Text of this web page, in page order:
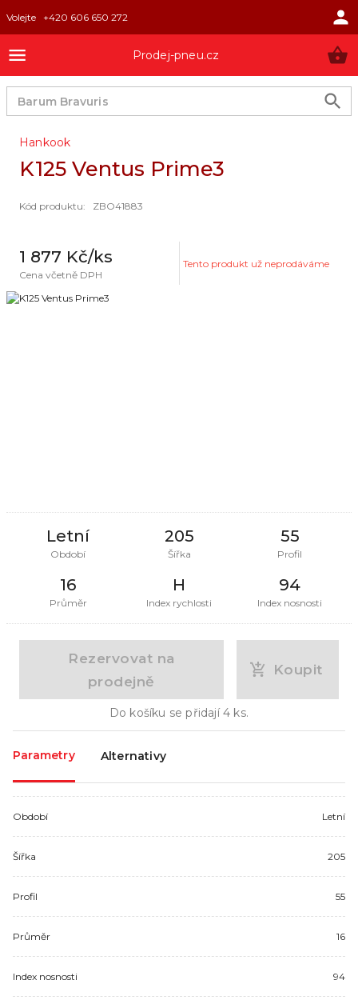
Volejte +420 606 650 272
Prodej-pneu.cz
Hankook
K125 Ventus Prime3
Kód produktu: ZBO41883
1 877 Kč/ks
Cena včetně DPH
Tento produkt už neprodáváme
Letní
Období
205
Šířka
55
Profil
16
Průměr
H
Index rychlosti
94
Index nosnosti
Rezervovat na
prodejně
Koupit
Do košíku se přidají4 ks.
Parametry Alternativy
Období Letní
Šířka 205
Profil 55
Průměr 16
Index nosnosti 94